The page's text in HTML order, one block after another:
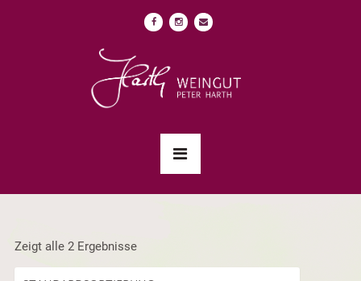
Zeigt alle 2 Ergebnisse